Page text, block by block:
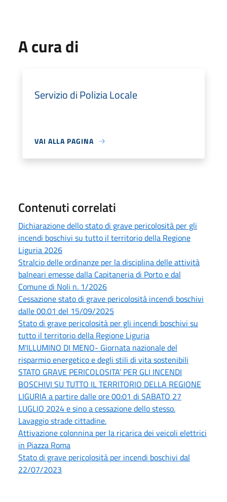
A cura di
Servizio di Polizia Locale
VAI ALLA PAGINA
Contenuti correlati
Dichiarazione dello stato di grave pericolosità per gli
incendi boschivi su tutto il territorio della Regione
Liguria 2026
Stralcio delle ordinanze per la disciplina delle attività
balneari emesse dalla Capitaneria di Porto e dal
Comune di Noli n. 1/2026
Cessazione stato di grave pericolosità incendi boschivi
dalle 00.01 del 15/09/2025
Stato di grave pericolosità per gli incendi boschivi su
tutto il territorio della Regione Liguria
M'ILLUMINO DI MENO- Giornata nazionale del
risparmio energetico e degli stili di vita sostenibili
STATO GRAVE PERICOLOSITA’ PER GLI INCENDI
BOSCHIVI SU TUTTO IL TERRITORIO DELLA REGIONE
LIGURIA a partire dalle ore 00:01 di SABATO 27
LUGLIO 2024 e sino a cessazione dello stesso.
Lavaggio strade cittadine.
Attivazione colonnina per la ricarica dei veicoli elettrici
in Piazza Roma
Stato di grave pericolosità per incendi boschivi dal
22/07/2023